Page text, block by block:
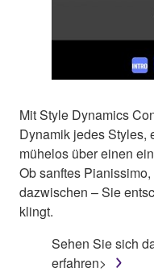
Mit Style Dynamics
Dynamik jedes Styles,
mühelos über einen
Ob sanftes
dazwischen – Sie
klingt.
Sehen Sie sich
erfahren>